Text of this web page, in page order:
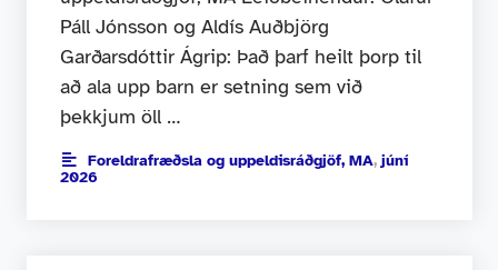
Páll Jónsson og Aldís Auðbjörg
Garðarsdóttir Ágrip: Það þarf heilt þorp til
að ala upp barn er setning sem við
þekkjum öll …
Foreldrafræðsla og uppeldisráðgjöf, MA, júní
2026